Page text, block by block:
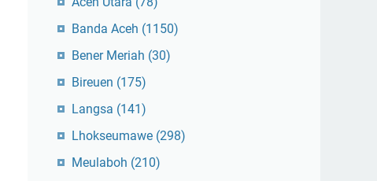
Banda Aceh (1150)
Bener Meriah (30)
Bireuen (175)
Langsa (141)
Lhokseumawe (298)
Meulaboh (210)